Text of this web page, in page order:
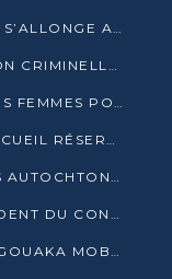
LA LISTE DES HÔPITAUX GÉNÉRAUX S’ALLONGE AU CONGO
JUSTICE : OUVERTURE DE LA SESSION CRIMINELLE À BRAZZAVILLE AVEC 52 DOSSIERS AU RÔLE
L’OFC CUVETTE-OUEST MOBILISE LES FEMMES POUR ACCUEILLIR LE PRÉSIDENT DE LA RÉPUBLIQUE
VISITE DE TRAVAIL : UN VIBRANT ACCUEIL RÉSERVÉ À DENIS SASSOU-N’GUESSO PAR L’ASSOCIATION « LES AMIS DE WOMO »
LÉKOUMOU : PLUS DE 900 ENFANTS AUTOCHTONES REÇOIVENT DES KITS SCOLAIRES GRÂCE À L’ESPACE OPOKO
PASCAL TSATY-MABIALA ÉLU PRÉSIDENT DU CONSEIL NATIONAL DE L’UPADS
LA SECTION 1-PCT MOUKOUNDZI NGOUAKA MOBILISE 100 000 FCFA POUR LE 6ᵉ CONGRÈS DU PARTI